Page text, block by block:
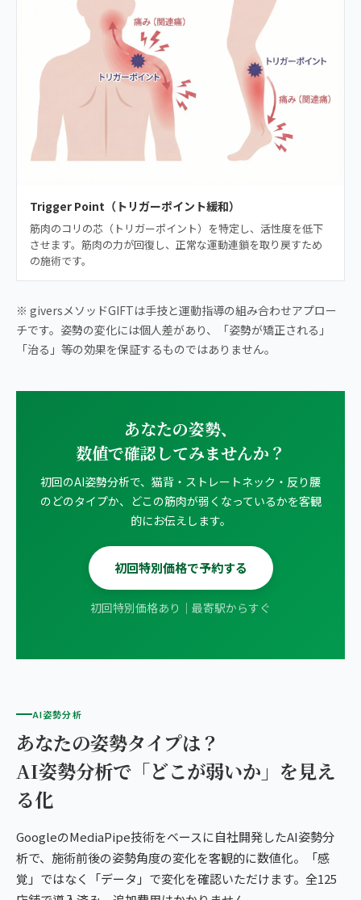
Trigger Point（トリガーポイント緩和）
筋肉のコリの芯（トリガーポイント）を特定し、活性度を低下
させます。筋肉の力が回復し、正常な運動連鎖を取り戻すため
の施術です。
※ giversメソッドGIFTは手技と運動指導の組み合わせアプロー
チです。姿勢の変化には個人差があり、「姿勢が矯正される」
「治る」等の効果を保証するものではありません。
あなたの姿勢、
数値で確認してみませんか？
初回のAI姿勢分析で、猫背・ストレートネック・反り腰
のどのタイプか、どこの筋肉が弱くなっているかを客観
的にお伝えします。
初回特別価格で予約する
初回特別価格あり｜最寄駅からすぐ
AI姿勢分析
あなたの姿勢タイプは？
AI姿勢分析で「どこが弱いか」を見え
る化
GoogleのMediaPipe技術をベースに自社開発したAI姿勢分
析で、施術前後の姿勢角度の変化を客観的に数値化。「感
覚」ではなく「データ」で変化を確認いただけます。全125